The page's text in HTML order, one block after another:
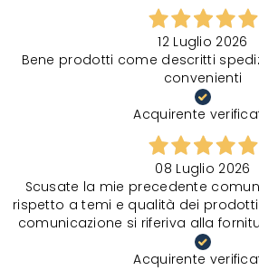
12 Luglio 2026
Bene prodotti come descritti
convenienti
Acquirente
08 Luglio 2026
Scusate la mie precedente
rispetto a temi e qualità dei
comunicazione si riferiva alla
Acquirente